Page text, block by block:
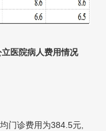
医院病人费用情况
门诊费用为384.5元,